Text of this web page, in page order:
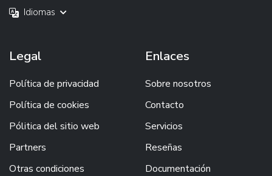
Idiomas
Legal
Política de privacidad
Política de cookies
Pólitica del sitio web
Partners
Otras condiciones
Enlaces
Sobre nosotros
Contacto
Servicios
Reseñas
Documentación